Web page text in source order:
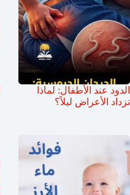
الدود عند الأطفال: لماذا
تزداد الأعراض ليلاً؟